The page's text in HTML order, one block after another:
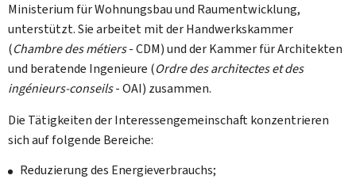
Ministerium für Wohnungsbau und Raumentwicklung,
unterstützt. Sie arbeitet mit der Handwerkskammer
(Chambre des métiers- CDM) und der Kammer für Architekten
und beratende Ingenieure (Ordre des architectes et des
ingénieurs-conseils- OAI) zusammen.
Die Tätigkeiten der Interessengemeinschaft konzentrieren
sich auf folgende Bereiche:
Reduzierung des Energieverbrauchs;